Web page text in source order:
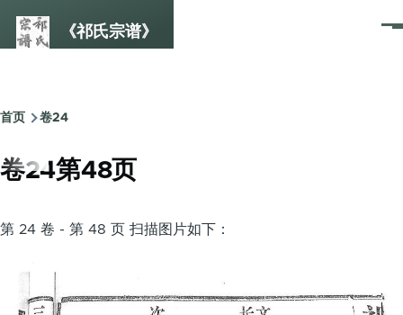
《祁氏宗谱》
菜
面
包
屑
首页 卷24
卷24第48页
第 24 卷 - 第 48 页 扫描图片如下：